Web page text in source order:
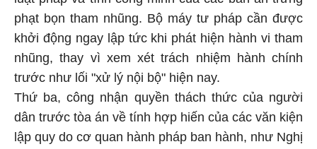
phạt bọn tham nhũng. Bộ máy tư pháp cần được
khởi động ngay lập tức khi phát hiện hành vi tham
nhũng, thay vì xem xét trách nhiệm hành chính
trước như lối "xử lý nội bộ" hiện nay.
Thứ ba, công nhận quyền thách thức của người
dân trước tòa án về tính hợp hiến của các văn kiện
lập quy do cơ quan hành pháp ban hành, như Nghị